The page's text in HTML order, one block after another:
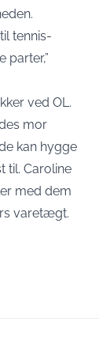
tennis-
parter,”
ved OL.
mor
kan hygge
til. Caroline
med dem
varetægt.